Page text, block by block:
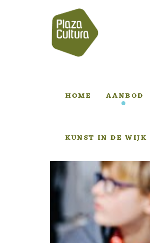
HOME AANBOD
KUNST IN DE WIJK